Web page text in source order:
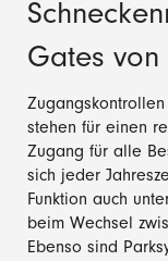
Gates von
stehen für einen
Zugang für alle
sich jeder
Funktion auch
beim Wechsel
Ebenso sind